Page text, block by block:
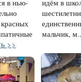
в нью-
>>
идём в
мальчик,